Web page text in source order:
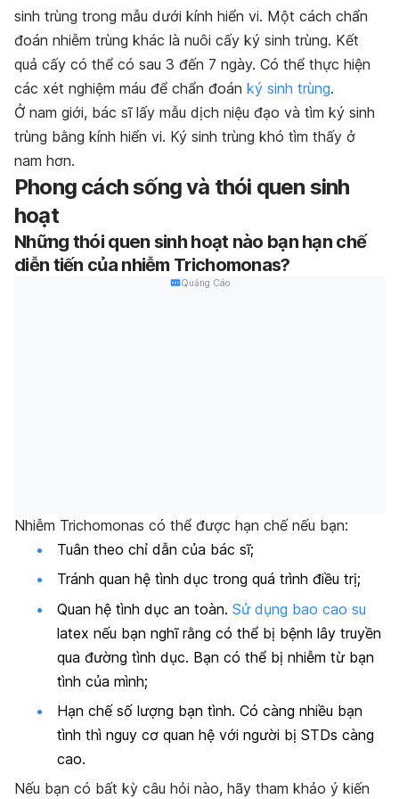
sinh trùng trong mẫu dưới kính hiển vi. Một cách chẩn
đoán nhiễm trùng khác là nuôi cấy ký sinh trùng. Kết
quả cấy có thể có sau 3 đến 7 ngày. Có thể thực hiện
các xét nghiệm máu để chẩn đoán ký sinh trùng.
Ở nam giới, bác sĩ lấy mẫu dịch niệu đạo và tìm ký sinh
trùng bằng kính hiển vi. Ký sinh trùng khó tìm thấy ở
nam hơn.
Phong cách sống và thói quen sinh
hoạt
Những thói quen sinh hoạt nào bạn hạn chế
diễn tiến của nhiễm Trichomonas?
Quảng Cáo
Nhiễm Trichomonas có thể được hạn chế nếu bạn:
Tuân theo chỉ dẫn của bác sĩ;
Tránh quan hệ tình dục trong quá trình điều trị;
Quan hệ tình dục an toàn. Sử dụng bao cao su
latex nếu bạn nghĩ rằng có thể bị bệnh lây truyền
qua đường tình dục. Bạn có thể bị nhiễm từ bạn
tình của mình;
Hạn chế số lượng bạn tình. Có càng nhiều bạn
tình thì nguy cơ quan hệ với người bị STDs càng
cao.
Nếu bạn có bất kỳ câu hỏi nào, hãy tham khảo ý kiến